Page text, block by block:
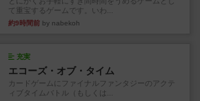
て重宝するゲームです。いわ...
約9時間前 by nabekoh
充実
エコーズ・オブ・タイム
カードゲームにファイナルファンタジーのアクテ
ィブタイムバトル（もしくは...